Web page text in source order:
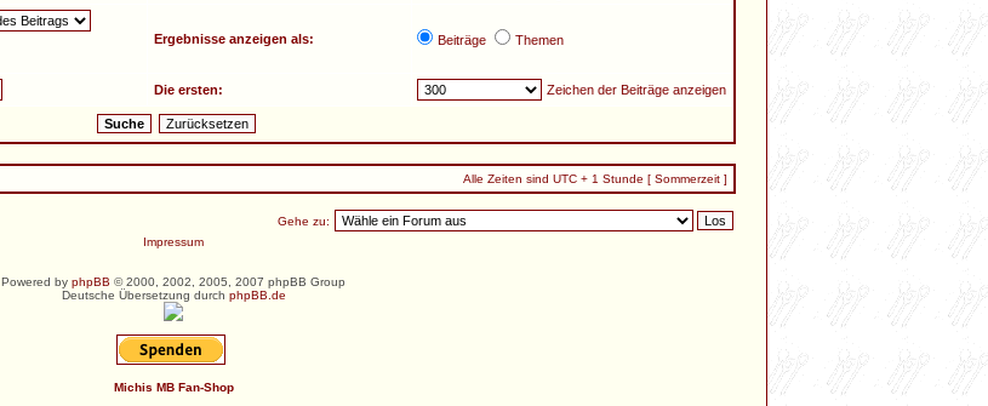
Ergebnisse anzeigen als: Beiträge Themen
Die ersten: Zeichen der Beiträge anzeigen
Alle Zeiten sind UTC + 1 Stunde [ Sommerzeit ]
Gehe zu:
Impressum
Powered by phpBB © 2000, 2002, 2005, 2007 phpBB Group
Deutsche Übersetzung durch phpBB.de
Michis MB Fan-Shop